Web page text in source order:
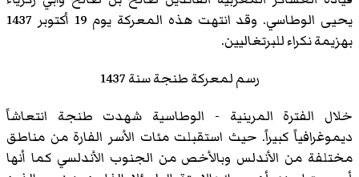
يحيى الوطاسي. وقد انتهت هذه المعركة يوم 19 أكتوبر 1437
بهزيمة نكراء للبرتغاليين.
رسم لمعركة طنجة سنة 1437
خلال الفترة المرينية - الوطاسية شهدت طنجة انتعاشاً
ديموغرافياً كبيراً. حيث استقبلت مئات الأسر الفارة من مناطق
مختلفة من الأندلس وبالأخص من الجنوب الأندلسي كما أنها